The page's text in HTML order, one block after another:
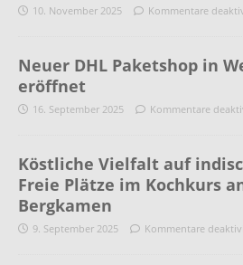
10. November 2025 Kommentare
Neuer DHL Paketshop in
eröffnet
16. September 2025 Kommentare
Köstliche Vielfalt auf
Freie Plätze im Kochkurs
Bergkamen
9. September 2025 Kommentare